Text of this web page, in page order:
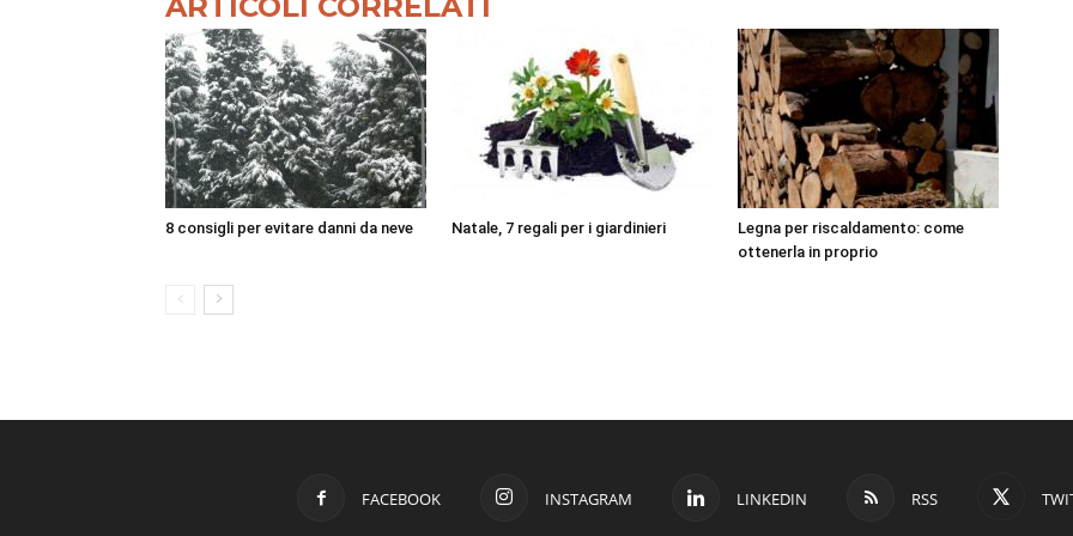
8 consigli per evitare danni da neve Natale, 7 regali per i giardinieri
Legna per riscaldamento: come
ottenerla in proprio
FACEBOOK INSTAGRAM LINKEDIN RSS